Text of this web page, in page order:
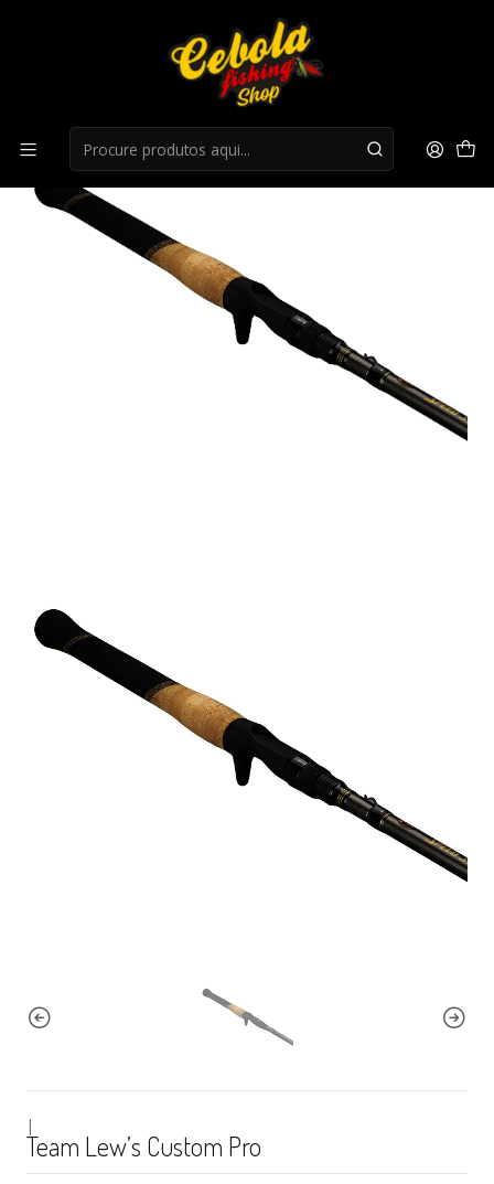
Team Lew’s Custom Pro
|
Team Lew’s Custom Pro